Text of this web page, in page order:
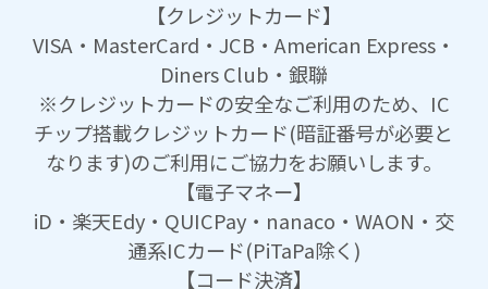
【クレジットカード】
VISA・MasterCard・JCB・American Express・
Diners Club・銀聯
※クレジットカードの安全なご利用のため、IC
チップ搭載クレジットカード(暗証番号が必要と
なります)のご利用にご協力をお願いします。
【電子マネー】
iD・楽天Edy・QUICPay・nanaco・WAON・交
通系ICカード(PiTaPa除く)
【コード決済】